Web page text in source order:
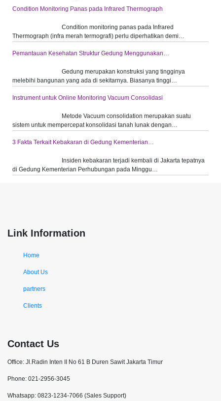
Condition Monitoring Panas pada Infrared Thermograph
Condition monitoring panas pada Infrared
Thermograph (infra merah termografi) perlu diperhatikan demi…
Pemantauan Kesehatan Struktur Gedung Menggunakan…
Gedung merupakan konstruksi yang tingginya
melebihi bangunan yang ada di sekitarnya. Biasanya tinggi…
Instrument untuk Online Monitoring Vacuum Consolidasi
Metode Vacuum consolidation merupakan suatu
sistem untuk mempercepat konsolidasi tanah lunak dengan…
3 Fakta Terkait Kebakaran di Gedung Kementerian…
Insiden kebakaran terjadi kembali di Jakarta tepatnya
di Gedung Kementerian Perhubungan pada Minggu…
Link Information
Home
About Us
partners
Clients
Contact Us
Office: Jl.Radin Inten II No 61 B Duren Sawit Jakarta Timur
Phone: 021-2956-3045
Whatsapp: 0823-1234-7066 (Sales Support)